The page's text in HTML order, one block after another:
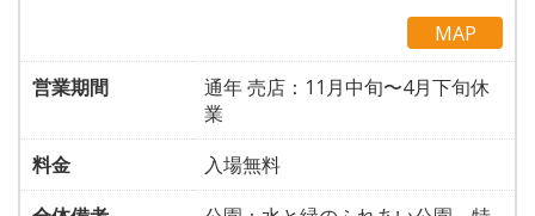
MAP
営業期間
通年 売店：11月中旬〜4月下旬休
業
料金
入場無料